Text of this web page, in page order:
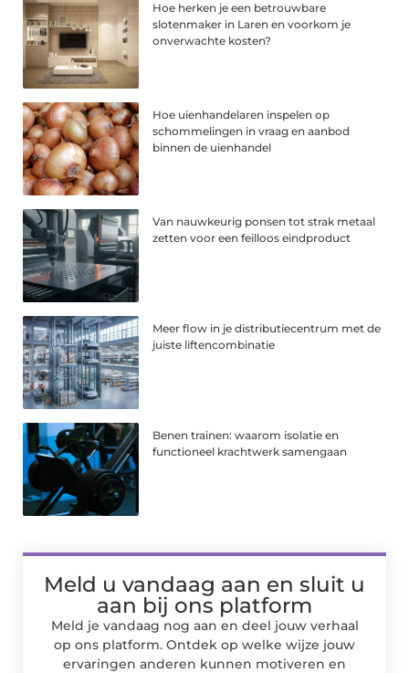
Hoe herken je een betrouwbare
slotenmaker in Laren en voorkom je
onverwachte kosten?
Hoe uienhandelaren inspelen op
schommelingen in vraag en aanbod
binnen de uienhandel
Van nauwkeurig ponsen tot strak metaal
zetten voor een feilloos eindproduct
Meer flow in je distributiecentrum met de
juiste liftencombinatie
Benen trainen: waarom isolatie en
functioneel krachtwerk samengaan
Meld u vandaag aan en sluit u
aan bij ons platform
Meld je vandaag nog aan en deel jouw verhaal
op ons platform. Ontdek op welke wijze jouw
ervaringen anderen kunnen motiveren en